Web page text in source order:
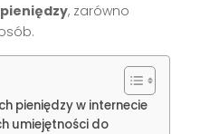
, zarówno
pieniędzy w internecie
umiejętności do